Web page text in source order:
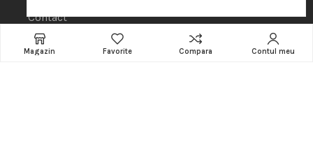
Contact
INFORMATII
Magazin Favorite Compara Contul meu